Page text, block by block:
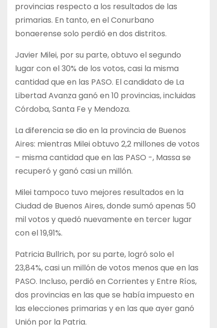
provincias respecto a los resultados de las
primarias. En tanto, en el Conurbano
bonaerense solo perdió en dos distritos.
Javier Milei, por su parte, obtuvo el segundo
lugar con el 30% de los votos, casi la misma
cantidad que en las PASO. El candidato de La
Libertad Avanza ganó en 10 provincias, incluidas
Córdoba, Santa Fe y Mendoza.
La diferencia se dio en la provincia de Buenos
Aires: mientras Milei obtuvo 2,2 millones de votos
– misma cantidad que en las PASO -, Massa se
recuperó y ganó casi un millón.
Milei tampoco tuvo mejores resultados en la
Ciudad de Buenos Aires, donde sumó apenas 50
mil votos y quedó nuevamente en tercer lugar
con el 19,91%.
Patricia Bullrich, por su parte, logró solo el
23,84%, casi un millón de votos menos que en las
PASO. Incluso, perdió en Corrientes y Entre Ríos,
dos provincias en las que se había impuesto en
las elecciones primarias y en las que ayer ganó
Unión por la Patria.